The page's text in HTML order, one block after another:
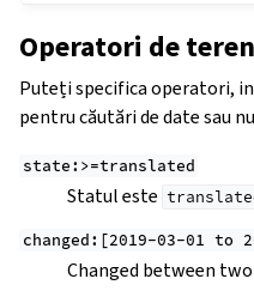
Operatori de teren
Puteți specifica operatori,
pentru căutări de date sau
state:>=translated
Statul este
changed:[2019-03-01 to
Changed between